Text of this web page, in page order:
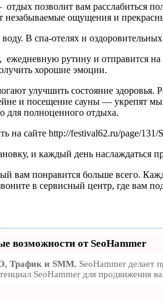
позволит вам расслабиться
незабываемые ощущения и
В спа-отелях и
ежедневную рутину и отправится
хорошие эмоции.
улучшить состояние здоровья.
и посещение сауны — укрепят
для полноценного отдыха.
сайте http://festival62.ru/page/131/
и каждый день
вам понравится больше всего.
в сервисный центр, где вам
от SeoHammer
Трафик и SMM. SeoHammer делает
SeoHammer для продвижения